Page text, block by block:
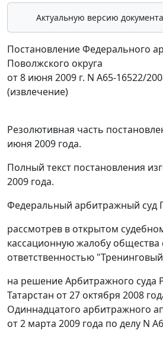
Актуальную версию
Постановление Федерального
Поволжского округа
от 8 июня 2009 г. N А65-16522/
(извлечение)
Резолютивная часть
июня 2009 года.
Полный текст постановления
2009 года.
Федеральный арбитражный суд
рассмотрев в открытом
кассационную жалобу общества
ответственностью
на решение Арбитражного суда
Татарстан от 27 октября 2008
Одиннадцатого арбитражного
от 2 марта 2009 года по делу N